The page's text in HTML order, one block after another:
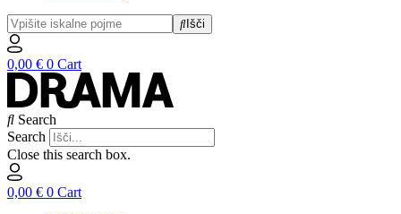
Išči
0,00 € 0 Cart
Search
Search
Close this search box.
0,00 € 0 Cart